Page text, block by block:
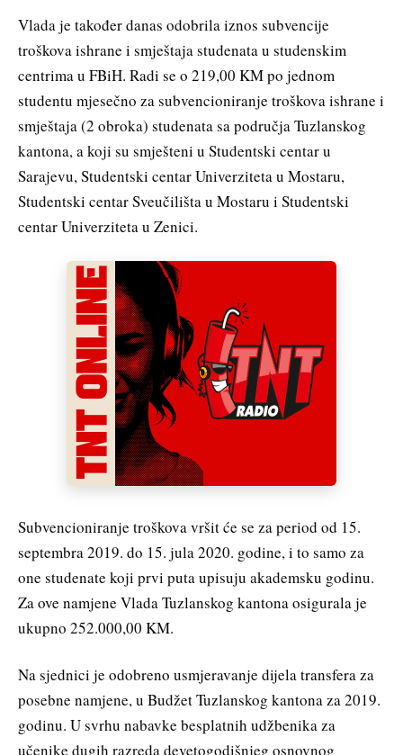
Vlada je također danas odobrila iznos subvencije
troškova ishrane i smještaja studenata u studenskim
centrima u FBiH. Radi se o 219,00 KM po jednom
studentu mjesečno za subvencioniranje troškova ishrane i
smještaja (2 obroka) studenata sa područja Tuzlanskog
kantona, a koji su smješteni u Studentski centar u
Sarajevu, Studentski centar Univerziteta u Mostaru,
Studentski centar Sveučilišta u Mostaru i Studentski
centar Univerziteta u Zenici.
Subvencioniranje troškova vršit će se za period od 15.
septembra 2019. do 15. jula 2020. godine, i to samo za
one studenate koji prvi puta upisuju akademsku godinu.
Za ove namjene Vlada Tuzlanskog kantona osigurala je
ukupno 252.000,00 KM.
Na sjednici je odobreno usmjeravanje dijela transfera za
posebne namjene, u Budžet Tuzlanskog kantona za 2019.
godinu. U svrhu nabavke besplatnih udžbenika za
učenike dugih razreda devetogodišnjeg osnovnog